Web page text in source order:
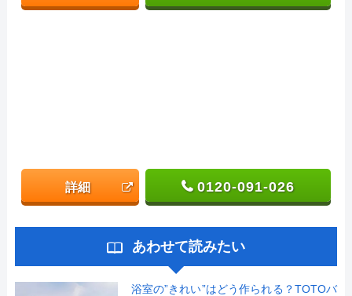
詳細 0120-091-026
あわせて読みたい
浴室の”きれい”はどう作られる？TOTOバ